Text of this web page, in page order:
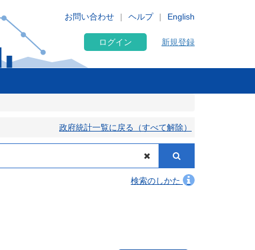
English
お問い合わせ ヘルプ
ログイン 新規登録
政府統計一覧に戻る（すべて解除）
検索のしかた